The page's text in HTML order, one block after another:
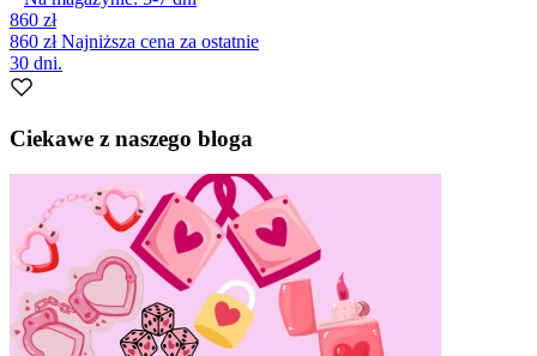
860 zł
860 złNajniższa cena za ostatnie
30 dni.
Ciekawe z naszego bloga